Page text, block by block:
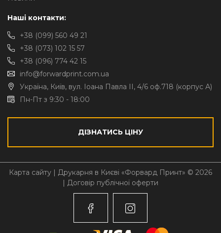
Наші контакти:
+38 (099) 560 49 21
+38 (073) 102 15 57
+38 (096) 774 42 15
info@forwardprint.com.ua
Україна, Київ, вул. Іоана Павла II, 4/6 оф.718 (корпус А)
Пн-Пт з 9:30 - 18:00
ДІЗНАТИСЬ ЦІНУ
Карта сайту | Друкарня в Києві «Форвард Принт» © 2026
| Договір публічної оферти